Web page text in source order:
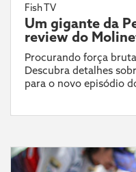
Fish TV
Um gigante da
review do
Procurando força
Descubra detalhes
para o novo episódio